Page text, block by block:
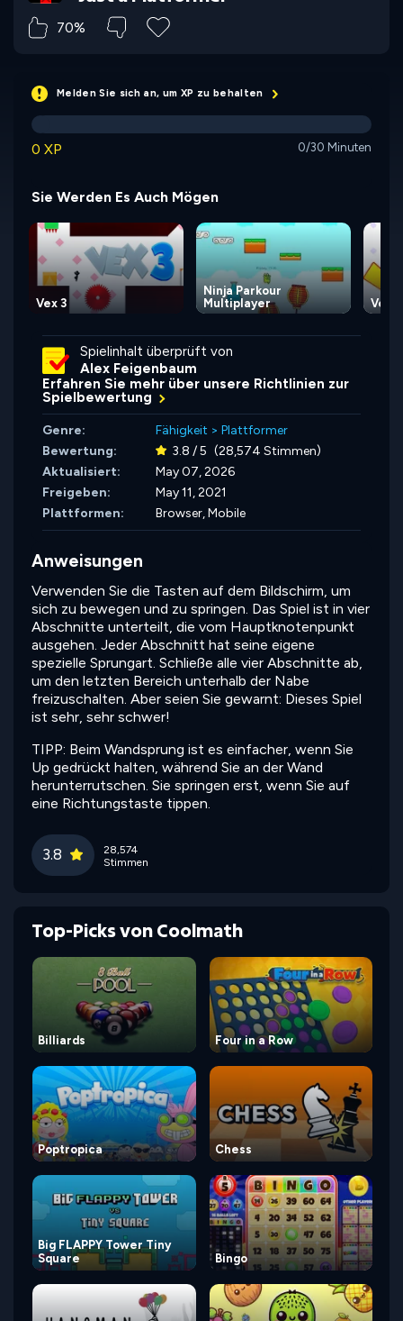
70%
Melden Sie sich an, um XP zu behalten
0 XP 0/30 Minuten
Sie Werden Es Auch Mögen
Vex 3
Ninja Parkour
Multiplayer
Vex 9
Spielinhalt überprüft von
Alex Feigenbaum
Erfahren Sie mehr über unsere Richtlinien zur
Spielbewertung
Genre: Fähigkeit > Plattformer
Bewertung:
3.8 / 5 (28,574 Stimmen)
Aktualisiert:
May 07, 2026
Freigeben:
May 11, 2021
Plattformen:
Browser, Mobile
Anweisungen
Verwenden Sie die Tasten auf dem Bildschirm, um
sich zu bewegen und zu springen. Das Spiel ist in vier
Abschnitte unterteilt, die vom Hauptknotenpunkt
ausgehen. Jeder Abschnitt hat seine eigene
spezielle Sprungart. Schließe alle vier Abschnitte ab,
um den letzten Bereich unterhalb der Nabe
freizuschalten. Aber seien Sie gewarnt: Dieses Spiel
ist sehr, sehr schwer!
TIPP: Beim Wandsprung ist es einfacher, wenn Sie
Up gedrückt halten, während Sie an der Wand
herunterrutschen. Sie springen erst, wenn Sie auf
eine Richtungstaste tippen.
3.8
28,574
Stimmen
Top-Picks von Coolmath
Billiards Four in a Row
Poptropica Chess
Big FLAPPY Tower Tiny
Square
Bingo